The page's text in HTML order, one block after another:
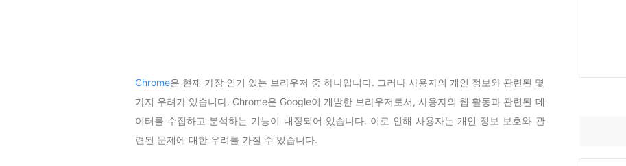
Chrome은 현재 가장 인기 있는 브라우저 중 하나입니다. 그러나 사용자의 개인 정보와 관련된 몇
가지 우려가 있습니다. Chrome은 Google이 개발한 브라우저로서, 사용자의 웹 활동과 관련된 데
이터를 수집하고 분석하는 기능이 내장되어 있습니다. 이로 인해 사용자는 개인 정보 보호와 관
련된 문제에 대한 우려를 가질 수 있습니다.